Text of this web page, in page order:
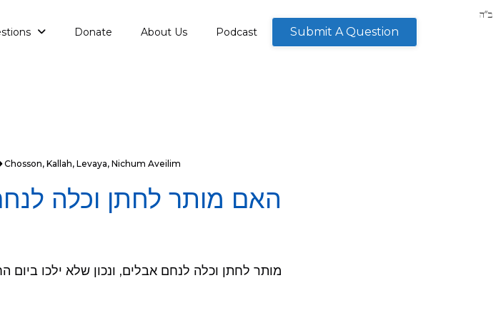
Donate About Us Podcast Submit A Question
Chosson, Kallah, Levaya, Nichum Aveilim
האם מותר לחתן וכלה
מותר לחתן וכלה לנחם אבלים, ונכון שלא ילכו ביום